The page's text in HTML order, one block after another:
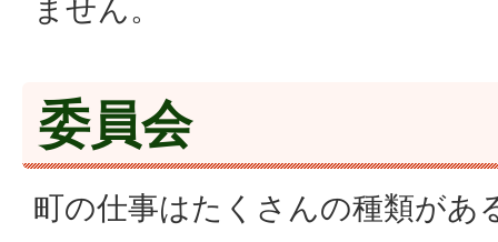
ません。
委員会
町の仕事はたくさんの種類があ